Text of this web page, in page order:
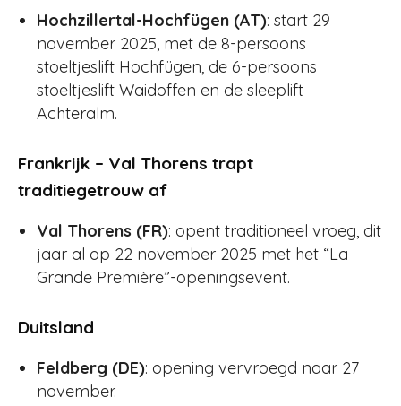
Hochzillertal-Hochfügen (AT): start 29
november 2025, met de 8-persoons
stoeltjeslift Hochfügen, de 6-persoons
stoeltjeslift Waidoffen en de sleeplift
Achteralm.
Frankrijk – Val Thorens trapt
traditiegetrouw af
Val Thorens (FR): opent traditioneel vroeg, dit
jaar al op 22 november 2025 met het “La
Grande Première”-openingsevent.
Duitsland
Feldberg (DE): opening vervroegd naar 27
november.